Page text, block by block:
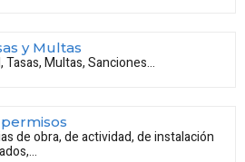
y Multas
Tasas, Multas, Sanciones...
de obra, de actividad, de instalación